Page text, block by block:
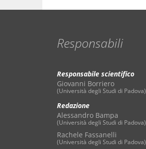
Responsabili
Responsabile scientifico
Giovanni Borriero
(Università degli Studi di Padova)
Redazione
Alessandro Bampa
(Università degli Studi di Padova)
Rachele Fassanelli
(Università degli Studi di Padova)